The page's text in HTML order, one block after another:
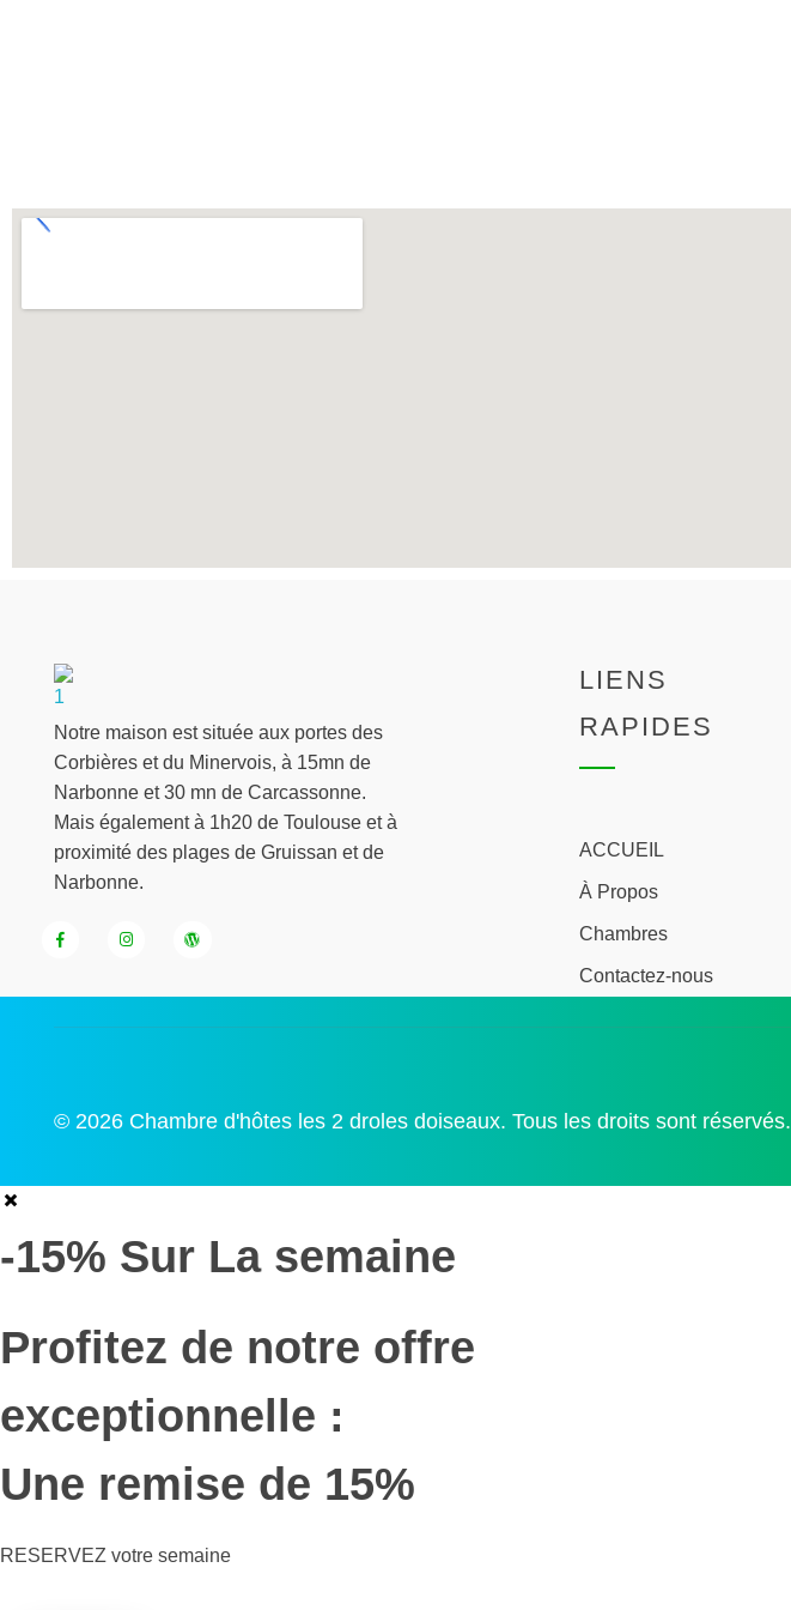
Chambre d'hôtes les 2 droles doiseaux
Chambre d'hôtes piscine Spa Corbières minervois
Notre maison est située aux portes des
Corbières et du Minervois, à 15mn de
Narbonne et 30 mn de Carcassonne.
Mais également à 1h20 de Toulouse et à
proximité des plages de Gruissan et de
Narbonne.
LIENS
RAPIDES
ACCUEIL
À Propos
Chambres
Contactez-nous
© 2026 Chambre d'hôtes les 2 droles doiseaux. Tous les droits sont réservés.
-15% Sur La semaine
Profitez de notre offre
exceptionnelle :
Une remise de 15%
RESERVEZ votre semaine